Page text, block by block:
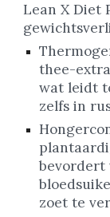
Lean X Diet
thee-
wat leidt
zelfs in
bevordert
zoet te